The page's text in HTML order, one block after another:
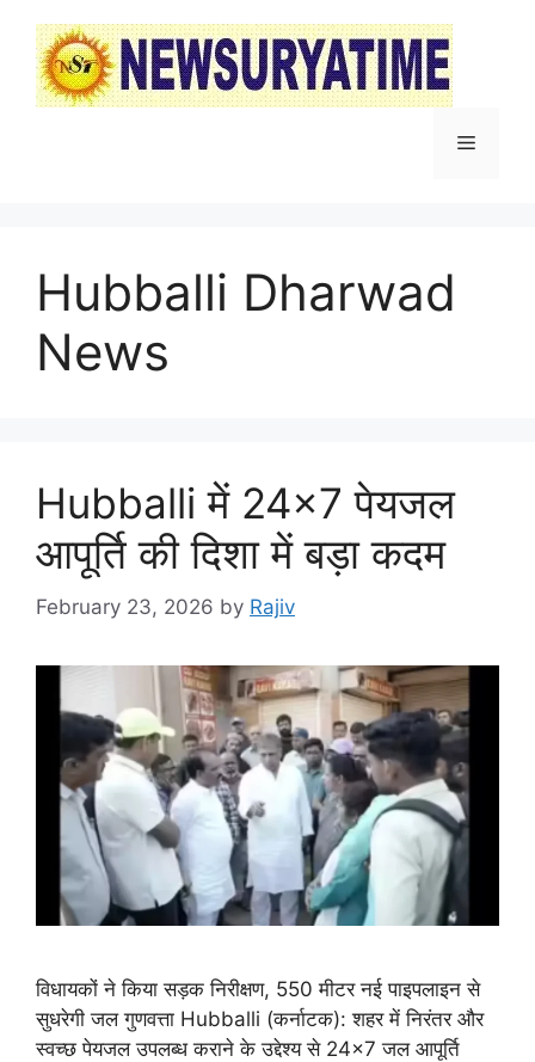
content
Menu
Hubballi Dharwad
News
Hubballi में 24×7 पेयजल
आपूर्ति की दिशा में बड़ा कदम
February 23, 2026 by Rajiv
विधायकों ने किया सड़क निरीक्षण, 550 मीटर नई पाइपलाइन से
सुधरेगी जल गुणवत्ता Hubballi (कर्नाटक): शहर में निरंतर और
स्वच्छ पेयजल उपलब्ध कराने के उद्देश्य से 24×7 जल आपूर्ति